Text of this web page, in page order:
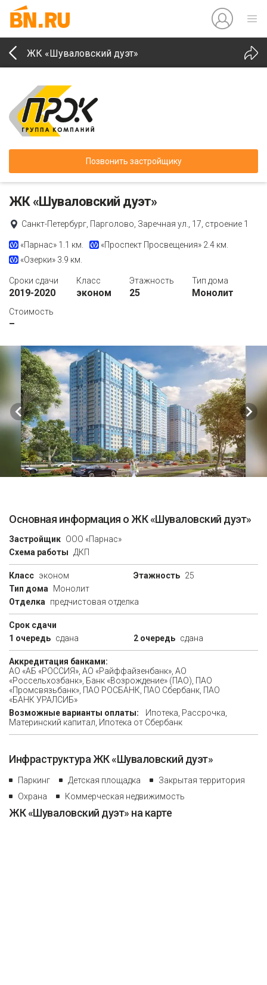
ЖК «Шуваловский дуэт»
Позвонить застройщику
ЖК «Шуваловский дуэт»
Санкт-Петербург, Парголово, Заречная ул., 17, строение 1
«Парнас» 1.1 км. «Проспект Просвещения» 2.4 км.
«Озерки» 3.9 км.
Сроки сдачи
2019-2020
Класс
эконом
Этажность
25
Тип дома
Монолит
Стоимость
–
Основная информация о ЖК «Шуваловский дуэт»
Застройщик ООО «Парнас»
Схема работы
ДКП
Класс эконом Этажность 25
Тип дома
Монолит
Отделка
предчистовая отделка
Срок сдачи
1 очередь сдана 2 очередь сдана
Аккредитация банками:
АО «АБ «РОССИЯ», АО «Райффайзенбанк», АО
«Россельхозбанк», Банк «Возрождение» (ПАО), ПAO
«Промсвязьбанк», ПАО РОСБАНК, ПАО Сбербанк, ПАО
«БАНК УРАЛСИБ»
Возможные варианты оплаты:
Ипотека, Рассрочка,
Материнский капитал, Ипотека от Сбербанк
Инфраструктура ЖК «Шуваловский дуэт»
Паркинг Детская площадка
Закрытая территория
Охрана
Коммерческая недвижимость
ЖК «Шуваловский дуэт» на карте